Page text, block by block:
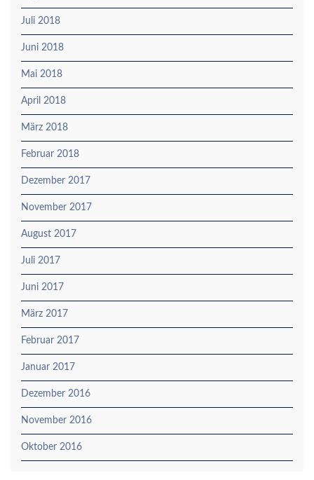
Juli 2018
Juni 2018
Mai 2018
April 2018
März 2018
Februar 2018
Dezember 2017
November 2017
August 2017
Juli 2017
Juni 2017
März 2017
Februar 2017
Januar 2017
Dezember 2016
November 2016
Oktober 2016